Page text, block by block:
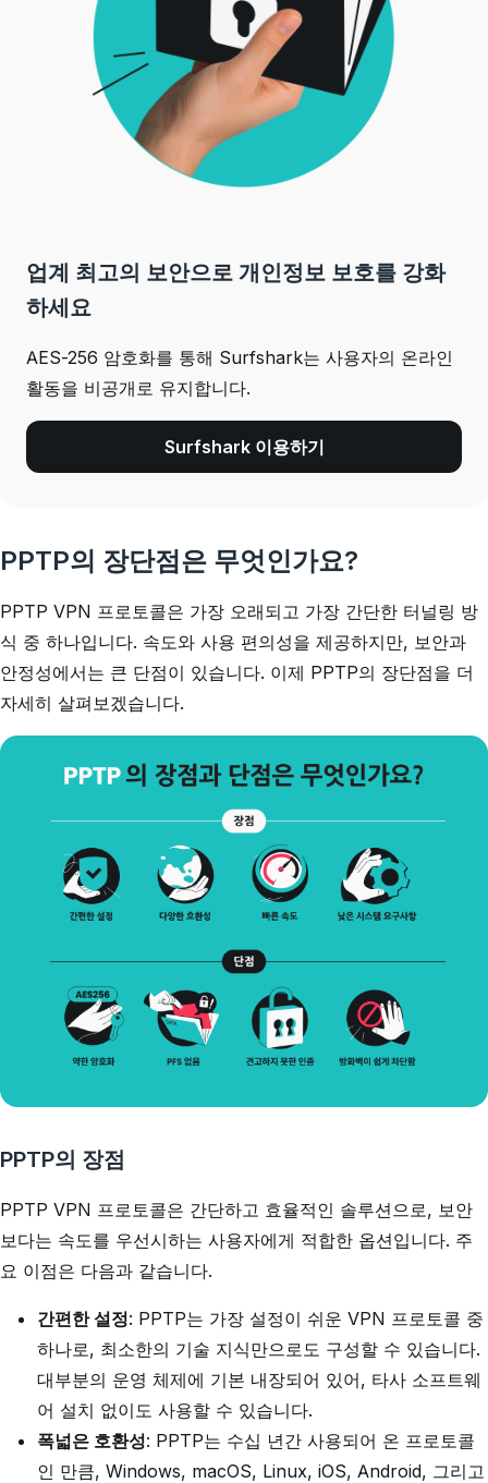
업계 최고의 보안으로 개인정보 보호를 강화
하세요
AES-256 암호화를 통해 Surfshark는 사용자의 온라인
활동을 비공개로 유지합니다.
Surfshark 이용하기
PPTP의 장단점은 무엇인가요?
PPTP VPN 프로토콜은 가장 오래되고 가장 간단한 터널링 방
식 중 하나입니다. 속도와 사용 편의성을 제공하지만, 보안과
안정성에서는 큰 단점이 있습니다. 이제 PPTP의 장단점을 더
자세히 살펴보겠습니다.
PPTP의 장점
PPTP VPN 프로토콜은 간단하고 효율적인 솔루션으로, 보안
보다는 속도를 우선시하는 사용자에게 적합한 옵션입니다. 주
요 이점은 다음과 같습니다.
간편한 설정: PPTP는 가장 설정이 쉬운 VPN 프로토콜 중
하나로, 최소한의 기술 지식만으로도 구성할 수 있습니다.
대부분의 운영 체제에 기본 내장되어 있어, 타사 소프트웨
어 설치 없이도 사용할 수 있습니다.
폭넓은 호환성: PPTP는 수십 년간 사용되어 온 프로토콜
인 만큼, Windows, macOS, Linux, iOS, Android, 그리고